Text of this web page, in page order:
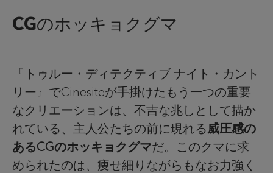
CGのホッキョクグマ
『トゥルー・ディテクティブ ナイト・カント
リー』でCinesiteが手掛けたもう一つの重要
なクリエーションは、不吉な兆しとして描か
れている、主人公たちの前に現れる威圧感の
あるCGのホッキョクグマだ。このクマに求
められたのは、痩せ細りながらもなお力強く